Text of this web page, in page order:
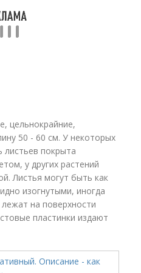
цельнокрайние,
50 - 60 см. У некоторых
листьев покрыта
у других растений
Листья могут быть как
изогнутыми, иногда
на поверхности
пластинки издают